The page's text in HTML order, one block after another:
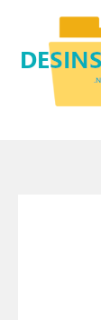
contenu